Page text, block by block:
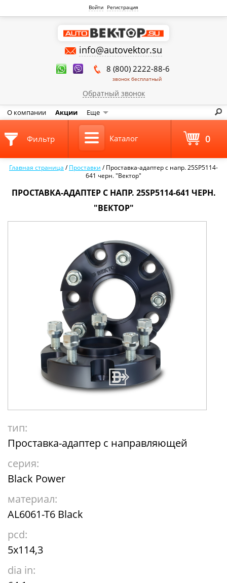
Войти Регистрация
info@autovektor.su
8 (800) 2222-88-6
звонок бесплатный
Обратный звонок
О компании Акции Еще
Главная страница /Проставки /Проставка-адаптер с напр. 25SP5114-
641 черн. "Вектор"
ПРОСТАВКА-АДАПТЕР С НАПР. 25SP5114-641 ЧЕРН.
"ВЕКТОР"
тип:
Проставка-адаптер с направляющей
серия:
Black Power
материал:
AL6061-T6 Black
pcd:
5x114,3
dia in:
Фильтр Каталог 0